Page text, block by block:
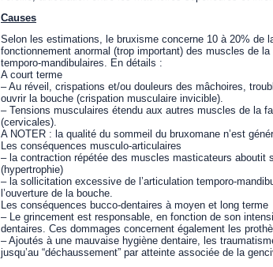
Causes
Selon les estimations, le bruxisme concerne 10 à 20% de
fonctionnement anormal (trop important) des muscles de
temporo-mandibulaires. En détails :
A court terme
– Au réveil, crispations et/ou douleurs des mâchoires,
ouvrir la bouche (crispation musculaire invicible).
– Tensions musculaires étendu aux autres muscles de la
(cervicales).
A NOTER : la qualité du sommeil du bruxomane n’est
Les conséquences musculo-articulaires
– la contraction répétée des muscles masticateurs aboutit
(hypertrophie)
– la sollicitation excessive de l’articulation temporo-
l’ouverture de la bouche.
Les conséquences bucco-dentaires à moyen et long terme
– Le grincement est responsable, en fonction de son
dentaires. Ces dommages concernent également les
– Ajoutés à une mauvaise hygiène dentaire, les
jusqu’au “déchaussement” par atteinte associée de la